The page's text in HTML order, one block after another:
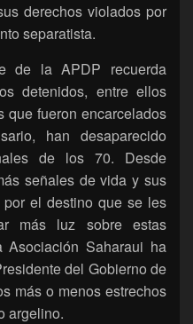
derechos violados por
separatista.
de la APDP recuerda
detenidos, entre ellos
que fueron encarcelados
han desaparecido
de los 70. Desde
señales de vida y sus
el destino que se les
más luz sobre estas
Asociación Saharaui ha
del Gobierno de
más o menos estrechos
argelino.